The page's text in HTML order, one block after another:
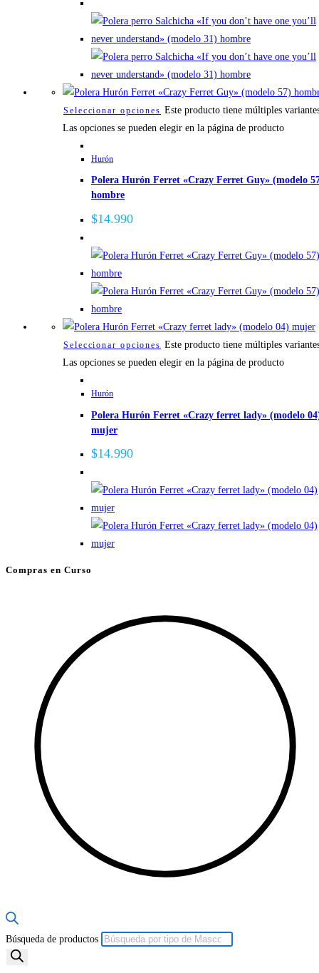
Seleccionar opciones Este producto tiene múltiples
Las opciones se pueden elegir en la página de producto
Hurón
Polera Hurón Ferret «Crazy Ferret Guy» (modelo
hombre
$14.990
Seleccionar opciones Este producto tiene múltiples
Las opciones se pueden elegir en la página de producto
Hurón
Polera Hurón Ferret «Crazy ferret lady» (modelo
mujer
$14.990
Compras en Curso
Búsqueda de productos